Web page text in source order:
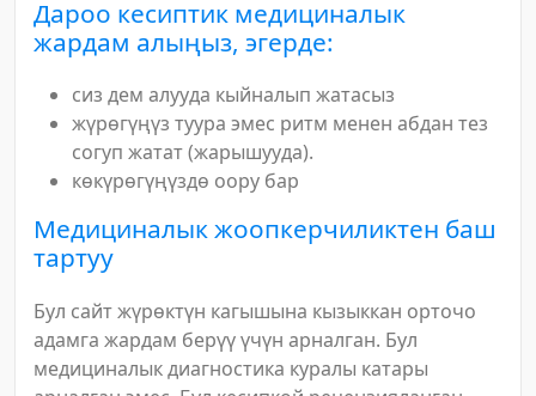
Дароо кесиптик медициналык
жардам алыңыз, эгерде:
сиз дем алууда кыйналып жатасыз
жүрөгүңүз туура эмес ритм менен абдан тез
согуп жатат (жарышууда).
көкүрөгүңүздө оору бар
Медициналык жоопкерчиликтен баш
тартуу
Бул сайт жүрөктүн кагышына кызыккан орточо
адамга жардам берүү үчүн арналган. Бул
медициналык диагностика куралы катары